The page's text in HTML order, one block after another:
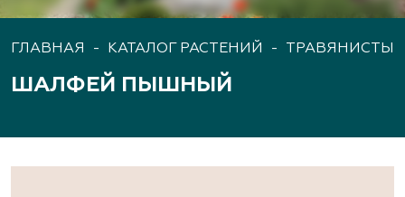
ГЛАВНАЯ - КАТАЛОГ РАСТЕНИЙ -
ШАЛФЕЙ ПЫШНЫЙ